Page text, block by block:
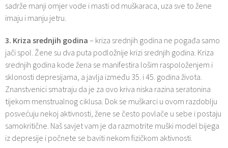
sadrže manji omjer vode i masti od muškaraca, uza sve to žene
imaju i manju jetru.
3. Kriza srednjih godina – kriza srednjih godina ne pogađa samo
jači spol. Žene su dva puta podložnije krizi srednjih godina. Kriza
srednjih godina kode žena se manifestira lošim raspoloženjem i
sklonosti depresijama, a javlja između 35. i 45. godina života.
Znanstvenici smatraju da je za ovo kriva niska razina seratonina
tijekom menstrualnog ciklusa. Dok se muškarci u ovom razdoblju
posvećuju nekoj aktivnosti, žene se često povlače u sebe i postaju
samokritične. Naš savjet vam je da razmotrite muški model bijega
iz depresije i počnete se baviti nekom fizičkom aktivnosti.